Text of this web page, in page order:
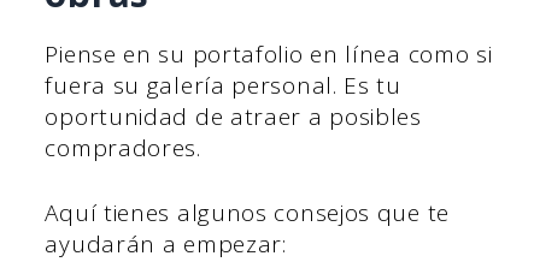
Piense en su portafolio en línea como si
fuera su galería personal. Es tu
oportunidad de atraer a posibles
compradores.
Aquí tienes algunos consejos que te
ayudarán a empezar: